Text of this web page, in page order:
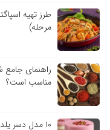
مرحله)
راهنمای جامع
مناسب است؟